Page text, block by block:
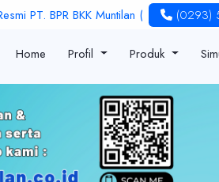
BKK Muntilan (Perseroda). Jam(0293)
Home Profil Produk